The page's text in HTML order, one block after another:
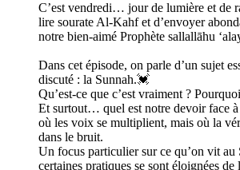
C’est vendredi… jour de lumière et de
lire sourate Al-Kahf et d’envoyer
notre bien-aimé Prophète sallallāhu
Dans cet épisode, on parle d’un sujet
discuté : la Sunnah.💓
Qu’est-ce que c’est vraiment ?
Et surtout… quel est notre devoir face
où les voix se multiplient, mais où la
dans le bruit.
Un focus particulier sur ce qu’on vit au
certaines pratiques se sont éloignées